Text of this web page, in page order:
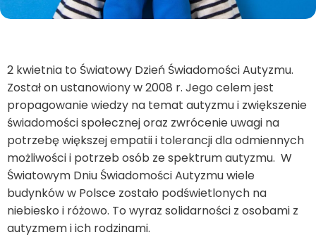
2 kwietnia to Światowy Dzień Świadomości Autyzmu.
Został on ustanowiony w 2008 r. Jego celem jest
propagowanie wiedzy na temat autyzmu i zwiększenie
świadomości społecznej oraz zwrócenie uwagi na
potrzebę większej empatii i tolerancji dla odmiennych
możliwości i potrzeb osób ze spektrum autyzmu. W
Światowym Dniu Świadomości Autyzmu wiele
budynków w Polsce zostało podświetlonych na
niebiesko i różowo. To wyraz solidarności z osobami z
autyzmem i ich rodzinami.